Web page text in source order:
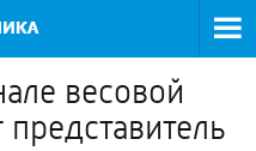
весовой
представитель